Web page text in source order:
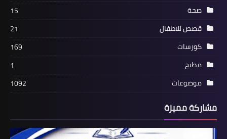
صحة
15
قصص للاطفال
21
كورسات
169
مطبخ
1
موضوعات
1092
مشاركة مميزة